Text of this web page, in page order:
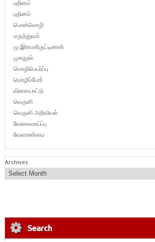
புதினம்
புதினம்
பொன்மொழி
மருத்துவம்
மு.இராமகிருட்டிணன்
முகநூல்
மொழிபெயர்ப்பு
மொழிப்போர்
விளையாட்டு
வெருளி
வெருளி அறிவியல்
வேலைவாய்ப்பு
வேளாண்மை
Archives
Search